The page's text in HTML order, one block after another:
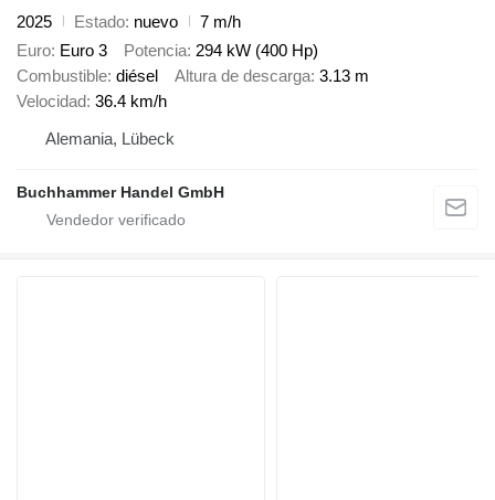
2025
Estado nuevo
7 m/h
Euro Euro 3 Potencia 294 kW (400 Hp)
Combustible diésel Altura de descarga 3.13 m
Velocidad 36.4 km/h
Alemania, Lübeck
Buchhammer Handel GmbH